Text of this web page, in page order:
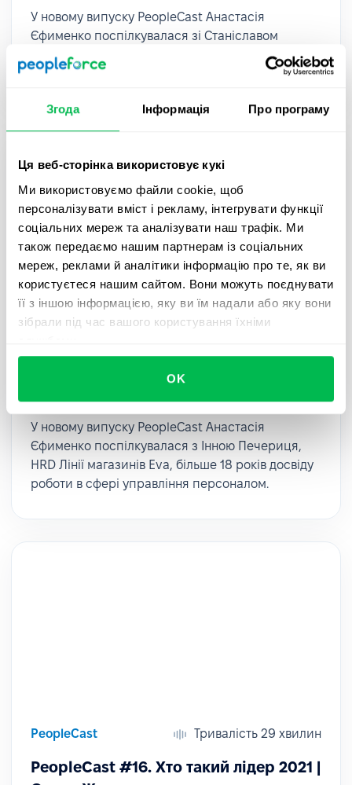
Згода Інформація Про програму
Ця веб-сторінка використовує кукі
Ми використовуємо файли cookie, щоб
персоналізувати вміст і рекламу, інтегрувати функції
соціальних мереж та аналізувати наш трафік. Ми
також передаємо нашим партнерам із соціальних
мереж, реклами й аналітики інформацію про те, як ви
користуєтеся нашим сайтом. Вони можуть поєднувати
її з іншою інформацією, яку ви їм надали або яку вони
зібрали під час вашого користування їхніми
OK
У новому випуску PeopleCast Анастасія
Єфименко поспілкувалася зі Станіславом
Омельченком, HR-консультант з управління
талантами та корпоративною культурою.
PeopleCast Тривалість 29 хвилин
PeopleCast #17. Корпоративні
програми та їх ефективність | Інна
Печериця
У новому випуску PeopleCast Анастасія
Єфименко поспілкувалася з Інною Печериця,
HRD Лінії магазинів Eva, більше 18 років досвіду
роботи в сфері управління персоналом.
PeopleCast Тривалість 29 хвилин
PeopleCast #16. Хто такий лідер 2021 |